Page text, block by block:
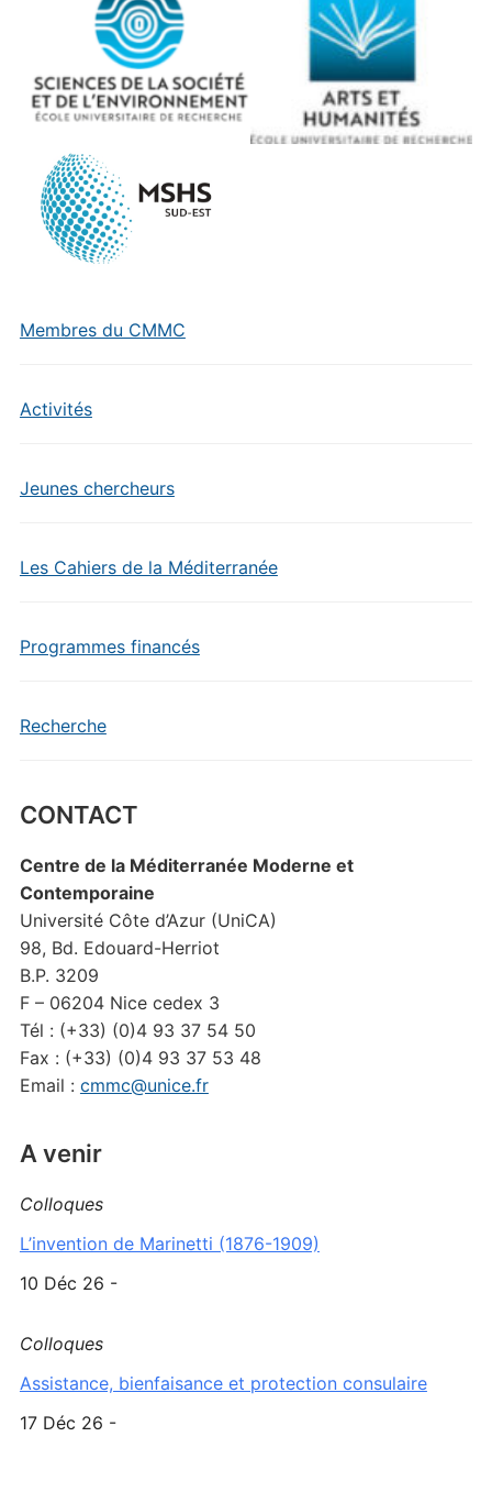
Membres du CMMC
Activités
Jeunes chercheurs
Les Cahiers de la Méditerranée
Programmes financés
Recherche
CONTACT
Centre de la Méditerranée Moderne et
Contemporaine
Université Côte d’Azur (UniCA)
98, Bd. Edouard-Herriot
B.P. 3209
F – 06204 Nice cedex 3
Tél : (+33) (0)4 93 37 54 50
Fax : (+33) (0)4 93 37 53 48
Email : cmmc@unice.fr
A venir
Colloques
L’invention de Marinetti (1876-1909)
10 Déc 26 -
Colloques
Assistance, bienfaisance et protection consulaire
17 Déc 26 -